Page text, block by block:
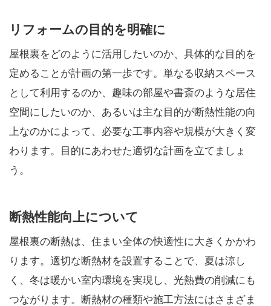
リフォームの目的を明確に
屋根裏をどのように活用したいのか、具体的な目的を
定めることが計画の第一歩です。単なる収納スペース
として利用するのか、趣味の部屋や書斎のような居住
空間にしたいのか、あるいは主な目的が断熱性能の向
上なのかによって、必要な工事内容や規模が大きく変
わります。目的にあわせた適切な計画を立てましょ
う。
断熱性能向上について
屋根裏の断熱は、住まい全体の快適性に大きくかかわ
ります。適切な断熱材を設置することで、夏は涼し
く、冬は暖かい室内環境を実現し、光熱費の削減にも
つながります。断熱材の種類や施工方法にはさまざま